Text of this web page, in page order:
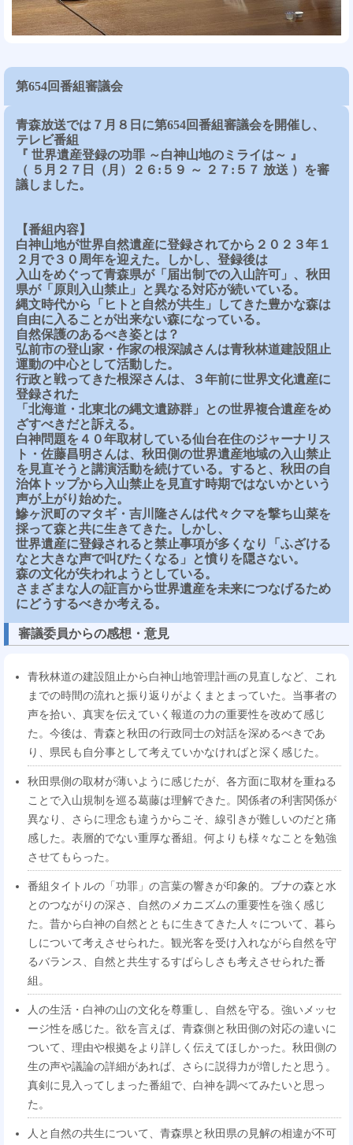
第654回番組審議会
青森放送では７月８日に第654回番組審議会を開催し、
テレビ番組
『 世界遺産登録の功罪 ～白神山地のミライは～ 』
（ ５月２７日（月）２６:５９ ～ ２７:５７ 放送 ）を審
議しました。
【番組内容】
白神山地が世界自然遺産に登録されてから２０２３年１
２月で３０周年を迎えた。しかし、登録後は
入山をめぐって青森県が「届出制での入山許可」、秋田
県が「原則入山禁止」と異なる対応が続いている。
縄文時代から「ヒトと自然が共生」してきた豊かな森は
自由に入ることが出来ない森になっている。
自然保護のあるべき姿とは？
弘前市の登山家・作家の根深誠さんは青秋林道建設阻止
運動の中心として活動した。
行政と戦ってきた根深さんは、３年前に世界文化遺産に
登録された
「北海道・北東北の縄文遺跡群」との世界複合遺産をめ
ざすべきだと訴える。
白神問題を４０年取材している仙台在住のジャーナリス
ト・佐藤昌明さんは、秋田側の世界遺産地域の入山禁止
を見直そうと講演活動を続けている。すると、秋田の自
治体トップから入山禁止を見直す時期ではないかという
声が上がり始めた。
鰺ヶ沢町のマタギ・吉川隆さんは代々クマを撃ち山菜を
採って森と共に生きてきた。しかし、
世界遺産に登録されると禁止事項が多くなり「ふざける
なと大きな声で叫びたくなる」と憤りを隠さない。
森の文化が失われようとしている。
さまざまな人の証言から世界遺産を未来につなげるため
にどうするべきか考える。
審議委員からの感想・意見
青秋林道の建設阻止から白神山地管理計画の見直しなど、これ
までの時間の流れと振り返りがよくまとまっていた。当事者の
声を拾い、真実を伝えていく報道の力の重要性を改めて感じ
た。今後は、青森と秋田の行政同士の対話を深めるべきであ
り、県民も自分事として考えていかなければと深く感じた。
秋田県側の取材が薄いように感じたが、各方面に取材を重ねる
ことで入山規制を巡る葛藤は理解できた。関係者の利害関係が
異なり、さらに理念も違うからこそ、線引きが難しいのだと痛
感した。表層的でない重厚な番組。何よりも様々なことを勉強
させてもらった。
番組タイトルの「功罪」の言葉の響きが印象的。ブナの森と水
とのつながりの深さ、自然のメカニズムの重要性を強く感じ
た。昔から白神の自然とともに生きてきた人々について、暮ら
しについて考えさせられた。観光客を受け入れながら自然を守
るバランス、自然と共生するすばらしさも考えさせられた番
組。
人の生活・白神の山の文化を尊重し、自然を守る。強いメッセ
ージ性を感じた。欲を言えば、青森側と秋田側の対応の違いに
ついて、理由や根拠をより詳しく伝えてほしかった。秋田側の
生の声や議論の詳細があれば、さらに説得力が増したと思う。
真剣に見入ってしまった番組で、白神を調べてみたいと思っ
た。
人と自然の共生について、青森県と秋田県の見解の相違が不可